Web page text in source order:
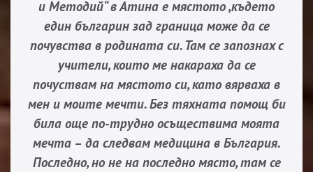
и Методий“ в Атина е мястото ,където
един българин зад граница може да се
почувства в родината си. Там се запознах с
учители, които ме накараха да се
почуствам на мястото си, като вярваха в
мен и моите мечти. Без тяхната помощ би
била още по-трудно осъществима моята
мечта – да следвам медицина в България.
Последно, но не на последно място, там се